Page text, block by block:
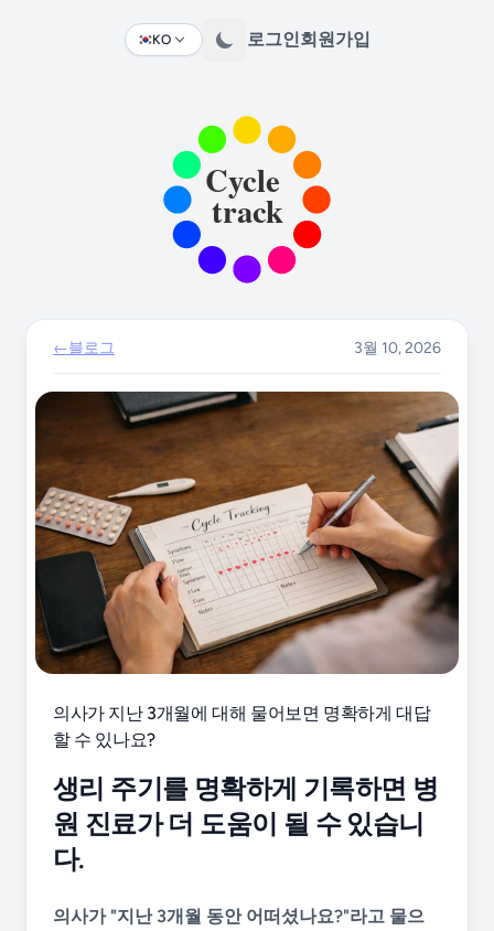
KO
Change language 로그인회원가입
←블로그 3월 10, 2026
의사가 지난 3개월에 대해 물어보면 명확하게 대답
할 수 있나요?
생리 주기를 명확하게 기록하면 병
원 진료가 더 도움이 될 수 있습니
다.
의사가 "지난 3개월 동안 어떠셨나요?"라고 물으